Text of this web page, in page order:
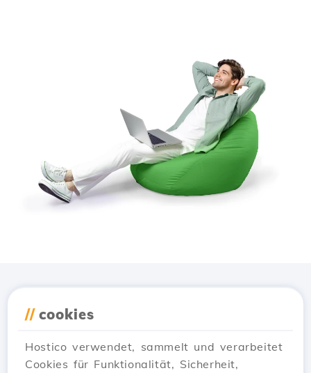
// cookies
Hostico verwendet, sammelt und verarbeitet
Cookies für Funktionalität, Sicherheit,